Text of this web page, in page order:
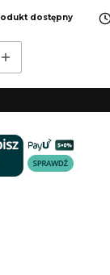
dostępny